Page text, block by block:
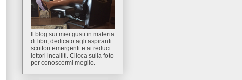
Il blog sui miei gusti in materia
di libri, dedicato agli aspiranti
scrittori emergenti e ai reduci
lettori incalliti. Clicca sulla foto
per conoscermi meglio.